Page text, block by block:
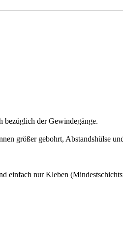
bezüglich der Gewindegänge.
größer gebohrt, Abstandshülse
einfach nur Kleben